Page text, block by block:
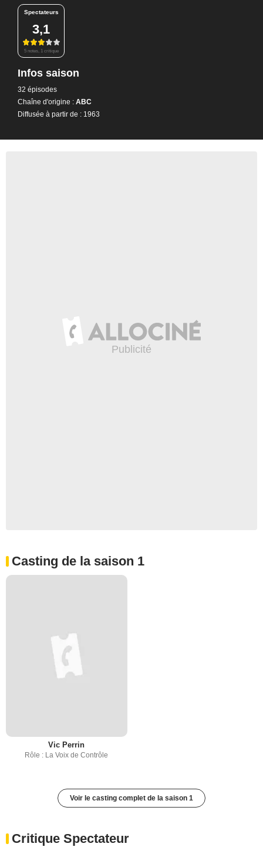
Spectateurs
3,1
5 notes, 1 critique
Infos saison
32 épisodes
Chaîne d'origine : ABC
Diffusée à partir de : 1963
Casting de la saison 1
Vic Perrin
Rôle : La Voix de Contrôle
Voir le casting complet de la saison 1
Critique Spectateur